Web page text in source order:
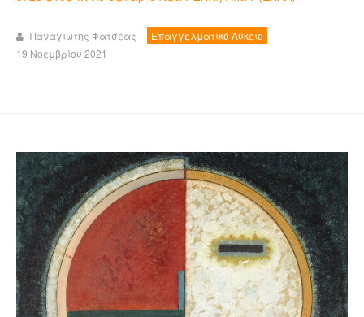
Παναγιώτης Φατσέας
Επαγγελματικό Λύκειο
19 Νοεμβρίου 2021